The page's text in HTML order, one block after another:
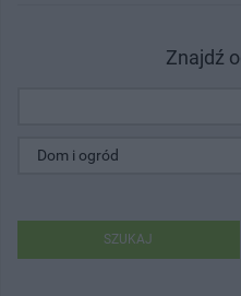
Znajdź
SZUKAJ